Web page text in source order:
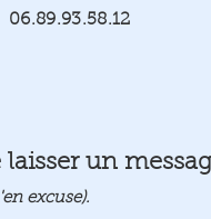
06.89.93.58.12
laisser un
excuse).